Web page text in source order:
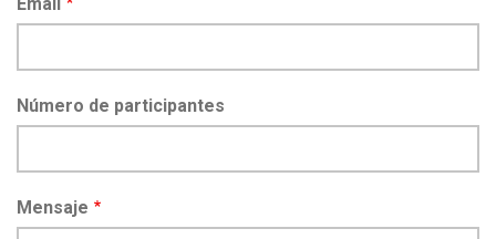
Número de participantes
Mensaje